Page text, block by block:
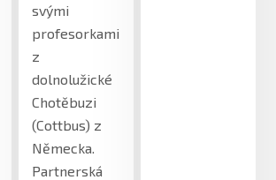
svými
profesorkami
z
dolnolužické
Chotěbuzi
(Cottbus) z
Německa.
Partnerská